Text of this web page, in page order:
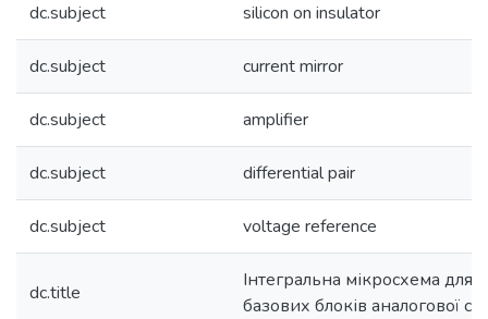
dc.subject silicon on insulator
dc.subject current mirror
dc.subject amplifier
dc.subject differential pair
dc.subject voltage reference
dc.title
Інтегральна мікросхема для
базових блоків аналогової